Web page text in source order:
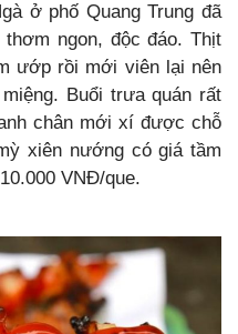
ở phố Quang Trung đã
ngon, độc đáo. Thịt
ướp rồi mới viên lại nên
Buổi trưa quán rất
chân mới xí được chỗ
xiên nướng có giá tầm
VNĐ/que.